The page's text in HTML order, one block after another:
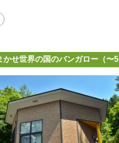
かせ世界の国のバンガロー（〜5